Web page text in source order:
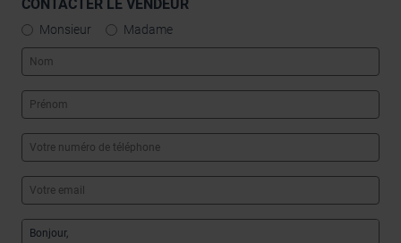
CONTACTER LE VENDEUR
Monsieur Madame